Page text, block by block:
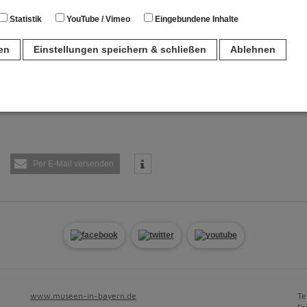
Statistik YouTube / Vimeo Eingebundene Inhalte
Einstellungen speichern & schließen Ablehnen
Per E-Mail versenden
www.museen-in-bayern.de